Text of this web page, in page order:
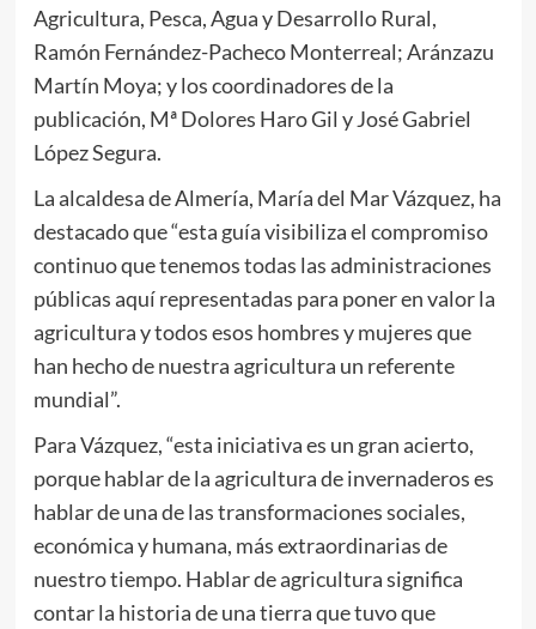
Agricultura, Pesca, Agua y Desarrollo Rural,
Ramón Fernández-Pacheco Monterreal; Aránzazu
Martín Moya; y los coordinadores de la
publicación, Mª Dolores Haro Gil y José Gabriel
López Segura.
La alcaldesa de Almería, María del Mar Vázquez, ha
destacado que “esta guía visibiliza el compromiso
continuo que tenemos todas las administraciones
públicas aquí representadas para poner en valor la
agricultura y todos esos hombres y mujeres que
han hecho de nuestra agricultura un referente
mundial”.
Para Vázquez, “esta iniciativa es un gran acierto,
porque hablar de la agricultura de invernaderos es
hablar de una de las transformaciones sociales,
económica y humana, más extraordinarias de
nuestro tiempo. Hablar de agricultura significa
contar la historia de una tierra que tuvo que